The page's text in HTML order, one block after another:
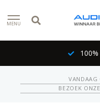
MENU
VANDAAG
BEZOEK